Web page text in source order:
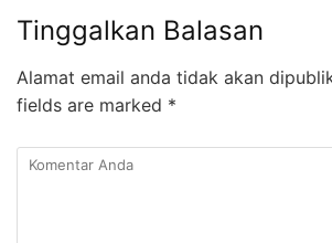
Tinggalkan Balasan
Alamat email anda tidak akan
fields are marked *